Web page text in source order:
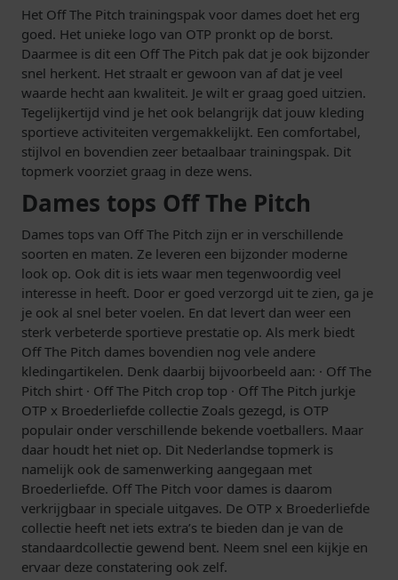
Het Off The Pitch trainingspak voor dames doet het erg
goed. Het unieke logo van OTP pronkt op de borst.
Daarmee is dit een Off The Pitch pak dat je ook bijzonder
snel herkent. Het straalt er gewoon van af dat je veel
waarde hecht aan kwaliteit. Je wilt er graag goed uitzien.
Tegelijkertijd vind je het ook belangrijk dat jouw kleding
sportieve activiteiten vergemakkelijkt. Een comfortabel,
stijlvol en bovendien zeer betaalbaar trainingspak. Dit
topmerk voorziet graag in deze wens.
Dames tops Off The Pitch
Dames tops van Off The Pitch zijn er in verschillende
soorten en maten. Ze leveren een bijzonder moderne
look op. Ook dit is iets waar men tegenwoordig veel
interesse in heeft. Door er goed verzorgd uit te zien, ga je
je ook al snel beter voelen. En dat levert dan weer een
sterk verbeterde sportieve prestatie op. Als merk biedt
Off The Pitch dames bovendien nog vele andere
kledingartikelen. Denk daarbij bijvoorbeeld aan: · Off The
Pitch shirt · Off The Pitch crop top · Off The Pitch jurkje
OTP x Broederliefde collectie Zoals gezegd, is OTP
populair onder verschillende bekende voetballers. Maar
daar houdt het niet op. Dit Nederlandse topmerk is
namelijk ook de samenwerking aangegaan met
Broederliefde. Off The Pitch voor dames is daarom
verkrijgbaar in speciale uitgaves. De OTP x Broederliefde
collectie heeft net iets extra’s te bieden dan je van de
standaardcollectie gewend bent. Neem snel een kijkje en
ervaar deze constatering ook zelf.